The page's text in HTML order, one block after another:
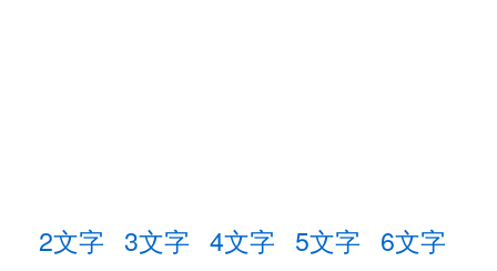
2文字 3文字 4文字 5文字 6文字